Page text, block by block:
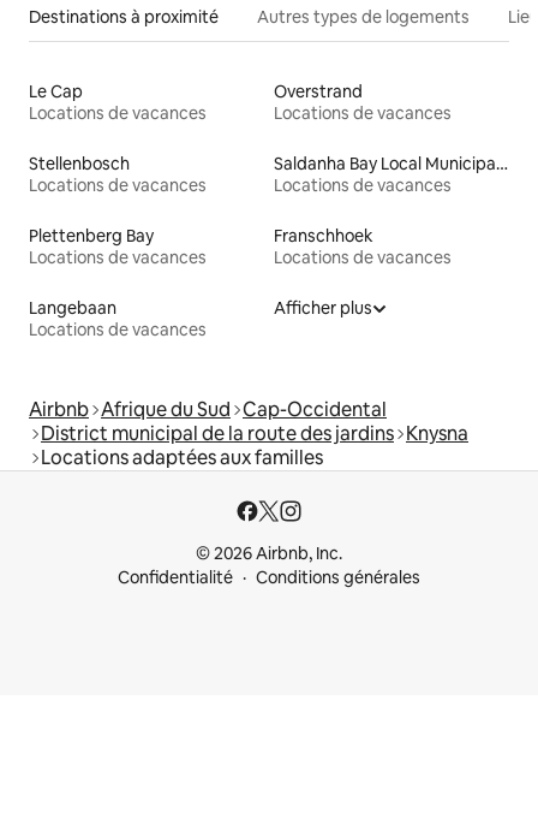
Destinations à proximité Autres types de logements
Le Cap
Locations de vacances
Overstrand
Locations de vacances
Stellenbosch
Locations de vacances
Saldanha Bay Local Municipality
Locations de vacances
Plettenberg Bay
Locations de vacances
Franschhoek
Locations de vacances
Langebaan
Locations de vacances
Afficher plus
Airbnb Afrique du Sud Cap-Occidental
District municipal de la route des jardins Knysna
Locations adaptées aux familles
© 2026 Airbnb, Inc.
Confidentialité
Conditions générales